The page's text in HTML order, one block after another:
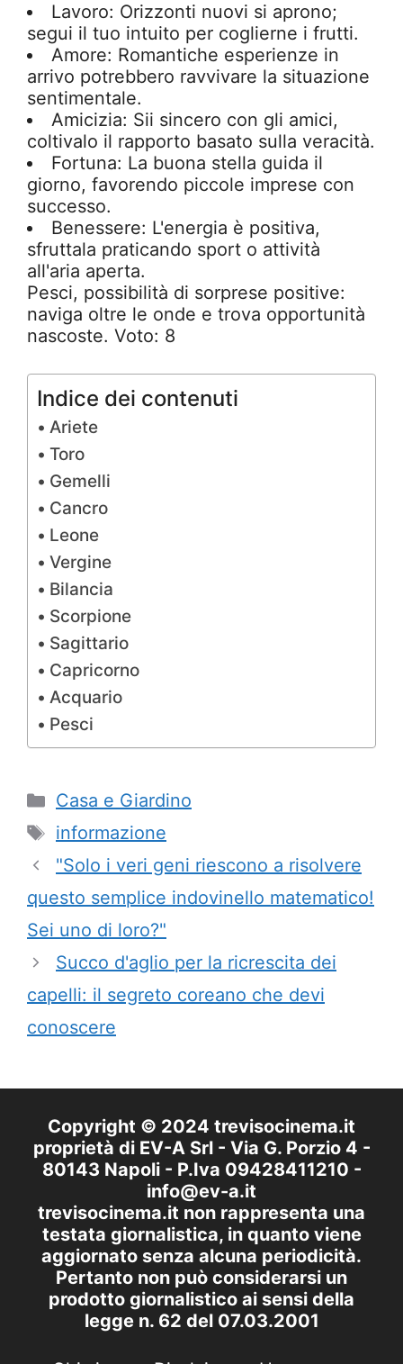
Lavoro: Orizzonti nuovi si aprono;
segui il tuo intuito per coglierne i frutti.
Amore: Romantiche esperienze in
arrivo potrebbero ravvivare la situazione
sentimentale.
Amicizia: Sii sincero con gli amici,
coltivalo il rapporto basato sulla veracità.
Fortuna: La buona stella guida il
giorno, favorendo piccole imprese con
successo.
Benessere: L'energia è positiva,
sfruttala praticando sport o attività
all'aria aperta.
Pesci, possibilità di sorprese positive:
naviga oltre le onde e trova opportunità
nascoste. Voto: 8
Indice dei contenuti
Ariete
Toro
Gemelli
Cancro
Leone
Vergine
Bilancia
Scorpione
Sagittario
Capricorno
Acquario
Pesci
Categorie
Casa e Giardino
Tag
informazione
"Solo i veri geni riescono a risolvere
questo semplice indovinello matematico!
Sei uno di loro?"
Succo d'aglio per la ricrescita dei
capelli: il segreto coreano che devi
conoscere
Copyright © 2024 trevisocinema.it
proprietà di EV-A Srl - Via G. Porzio 4 -
80143 Napoli - P.Iva 09428411210 -
info@ev-a.it
trevisocinema.it non rappresenta una
testata giornalistica, in quanto viene
aggiornato senza alcuna periodicità.
Pertanto non può considerarsi un
prodotto giornalistico ai sensi della
legge n. 62 del 07.03.2001